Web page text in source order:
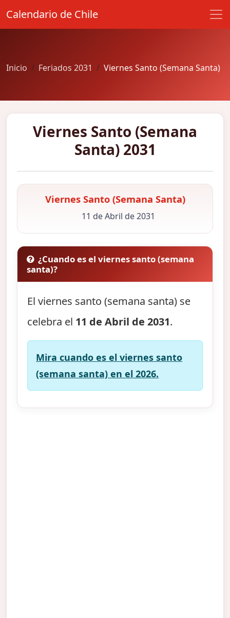
Calendario de Chile
Inicio Feriados 2031 Viernes Santo (Semana Santa)
Viernes Santo (Semana
Santa) 2031
Viernes Santo (Semana Santa)
11 de Abril de 2031
¿Cuando es el viernes santo (semana
santa)?
El viernes santo (semana santa) se
celebra el 11 de Abril de 2031.
Mira cuando es el viernes santo
(semana santa) en el 2026.